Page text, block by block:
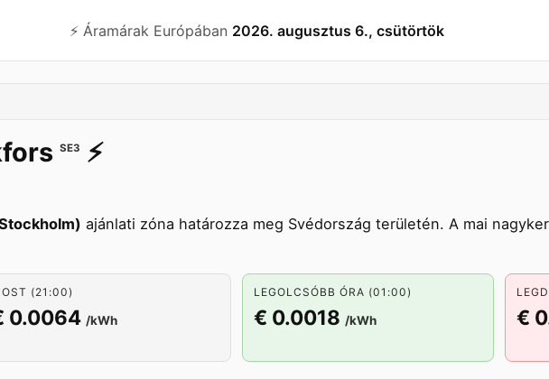
⚡️ Áramárak Európában 2026. augusztus 6., csütörtök
SE3 ⚡️
ajánlati zóna határozza meg Svédország területén. A mai
(21:00)
0.0064 /kWh
LEGOLCSÓBB ÓRA (01:00)
€ 0.0018 /kWh €